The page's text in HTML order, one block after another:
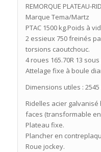
REMORQUE PLATEAU-
Marque Tema/Martz
PTAC 1500 kg.Poids à
2 essieux 750 freinés
torsions caoutchouc.
4 roues 165.70R 13
Attelage fixe à boule
Dimensions utiles : 2545
Ridelles acier
faces (transformable
Plateau fixe.
Plancher en
Roue jockey.